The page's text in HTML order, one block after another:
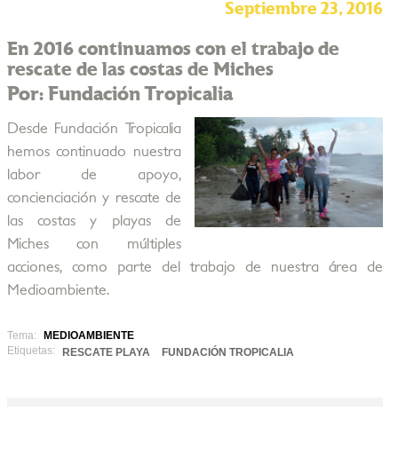
Septiembre 23, 2016
En 2016 continuamos con el trabajo de
rescate de las costas de Miches
Por: Fundación Tropicalia
Desde Fundación Tropicalia
hemos continuado nuestra
labor de apoyo,
concienciación y rescate de
las costas y playas de
Miches con múltiples
acciones, como parte del trabajo de nuestra área de
Medioambiente.
Tema:
MEDIOAMBIENTE
Etiquetas:
RESCATE PLAYA FUNDACIÓN TROPICALIA